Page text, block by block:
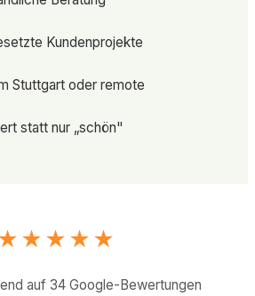
Kundenprojekte
Stuttgart oder remote
statt nur „schön"
auf 34 Google-Bewertungen